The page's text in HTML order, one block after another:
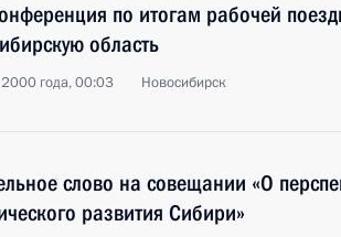
по итогам рабочей
область
года, 00:03 Новосибирск
слово на совещании «О
развития Сибири»